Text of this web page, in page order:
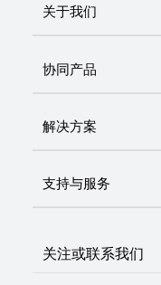
关于我们
协同产品
解决方案
支持与服务
关注或联系我们